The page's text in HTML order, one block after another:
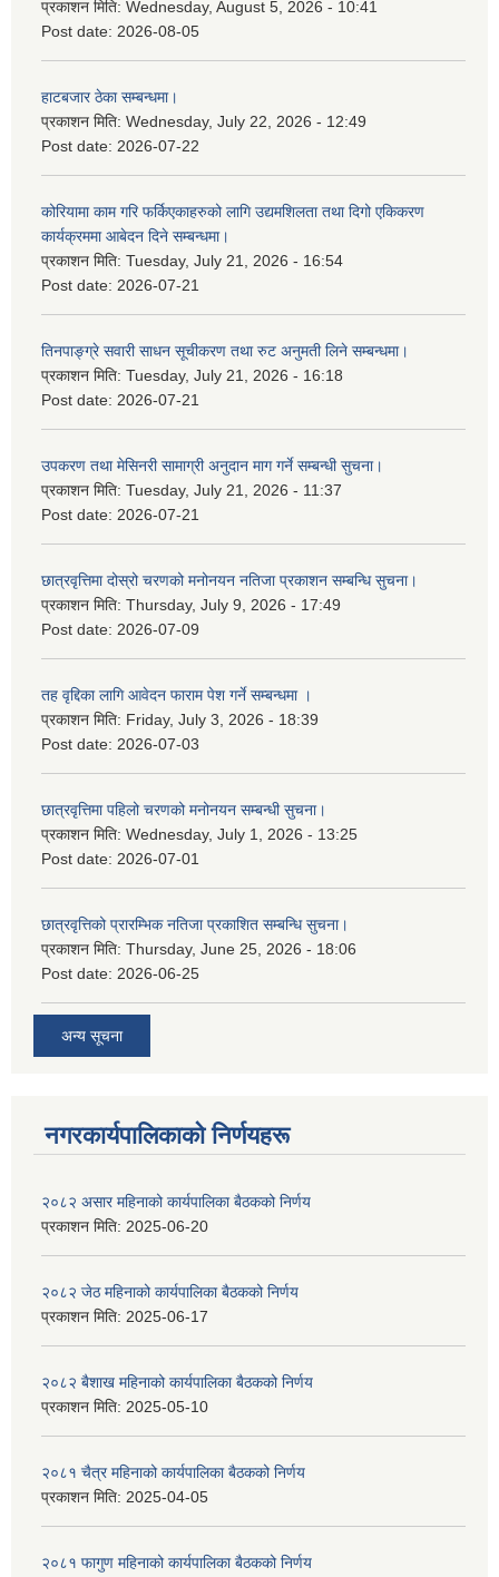
प्रकाशन मिति: Wednesday, August 5, 2026 - 10:41
Post date: 2026-08-05
हाटबजार ठेका सम्बन्धमा।
प्रकाशन मिति: Wednesday, July 22, 2026 - 12:49
Post date: 2026-07-22
कोरियामा काम गरि फर्किएकाहरुको लागि उद्यमशिलता तथा दिगो एकिकरण
कार्यक्रममा आबेदन दिने सम्बन्धमा।
प्रकाशन मिति: Tuesday, July 21, 2026 - 16:54
Post date: 2026-07-21
तिनपाङ्ग्रे सवारी साधन सूचीकरण तथा रुट अनुमती लिने सम्बन्धमा।
प्रकाशन मिति: Tuesday, July 21, 2026 - 16:18
Post date: 2026-07-21
उपकरण तथा मेसिनरी सामाग्री अनुदान माग गर्ने सम्बन्धी सुचना।
प्रकाशन मिति: Tuesday, July 21, 2026 - 11:37
Post date: 2026-07-21
छात्रवृत्तिमा दोस्रो चरणको मनोनयन नतिजा प्रकाशन सम्बन्धि सुचना।
प्रकाशन मिति: Thursday, July 9, 2026 - 17:49
Post date: 2026-07-09
तह वृद्दिका लागि आवेदन फाराम पेश गर्ने सम्बन्धमा ।
प्रकाशन मिति: Friday, July 3, 2026 - 18:39
Post date: 2026-07-03
छात्रवृत्तिमा पहिलो चरणको मनोनयन सम्बन्धी सुचना।
प्रकाशन मिति: Wednesday, July 1, 2026 - 13:25
Post date: 2026-07-01
छात्रवृत्तिको प्रारम्भिक नतिजा प्रकाशित सम्बन्धि सुचना।
प्रकाशन मिति: Thursday, June 25, 2026 - 18:06
Post date: 2026-06-25
अन्य सूचना
नगरकार्यपालिकाकाे निर्णयहरू
२०८२ असार महिनाको कार्यपालिका बैठकको निर्णय
प्रकाशन मिति: 2025-06-20
२०८२ जेठ महिनाको कार्यपालिका बैठकको निर्णय
प्रकाशन मिति: 2025-06-17
२०८२ बैशाख महिनाको कार्यपालिका बैठकको निर्णय
प्रकाशन मिति: 2025-05-10
२०८१ चैत्र महिनाको कार्यपालिका बैठकको निर्णय
प्रकाशन मिति: 2025-04-05
२०८१ फागुण महिनाको कार्यपालिका बैठकको निर्णय